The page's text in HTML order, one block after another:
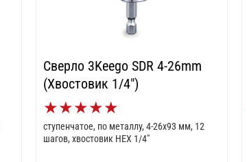
Сверло 3Keego SDR 4-26mm
(Хвостовик 1/4")
★★★★★
ступенчатое, по металлу, 4-26x93 мм, 12
шагов, хвостовик HEX 1/4"